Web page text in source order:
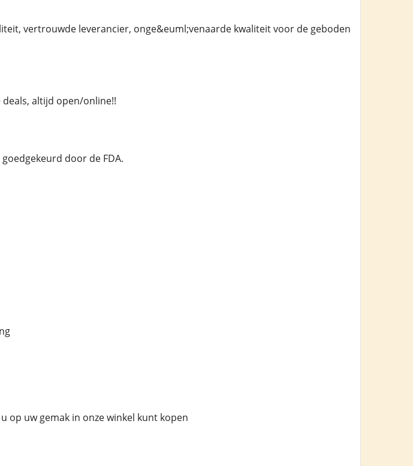
vertrouwde leverancier, onge&euml;venaarde kwaliteit voor de geboden
altijd open/online!!
door de FDA.
op uw gemak in onze winkel kunt kopen